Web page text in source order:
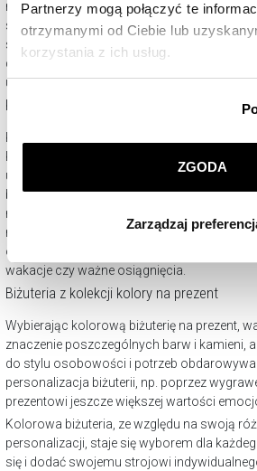
Partnerzy mogą połączyć te
otrzymanymi od Ciebie lub
korzystania z ich usług.
przez nas plików cookie znajdziesz
korzystamy. Możesz również
Zarządzaj preferencjami
dokonać zmiany wybranych przez
ZGODA
Zarządzaj
różnorodnych gustów i potrzeb, od
stylizacji po wyjątkowe okazje.
sprawia, że jest ona doskonałym wyborem
dodać swojemu wyglądowi odrobinę barwy i
unikalny styl, dodaje wyrazistości outfitom,
Kolorowe kamienie - na jaką okazję?
Kolorowa biżuteria jest doskonałym
Kamienie takie jak szafiry, rubiny czy
uroczystości strojom ślubnym, podczas
barwy będą idealne na co dzień lub do
może również nawiązywać do osobistych
różne cechy lub emocje, co czyni kolorową
osobistym prezentem na takie okazje jak
wakacje czy ważne osiągnięcia.
Biżuteria z kolekcji kolory na prezent
Wybierając kolorową biżuterię na prezent,
znaczenie poszczególnych barw i kamieni,
do stylu osobowości i potrzeb
personalizacja biżuterii, np. poprzez
prezentowi jeszcze większej wartości
Kolorowa biżuteria, ze względu na swoją
personalizacji, staje się wyborem dla
się i dodać swojemu strojowi